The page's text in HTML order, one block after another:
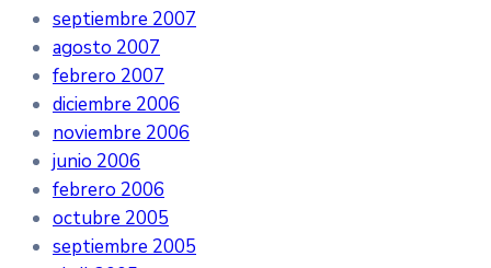
septiembre 2007
agosto 2007
febrero 2007
diciembre 2006
noviembre 2006
junio 2006
febrero 2006
octubre 2005
septiembre 2005